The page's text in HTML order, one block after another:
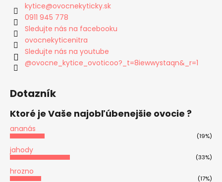
kytice@ovocnekyticky.sk
0911 945 778
Sledujte nás na facebooku
ovocnekyticenitra
Sledujte nás na youtube
@ovocne_kytice_ovoticoo?_t=8iewwystaqn&_r=1
Dotazník
Ktoré je Vaše najobľúbenejšie ovocie ?
ananás
(19%)
jahody
(33%)
hrozno
(17%)